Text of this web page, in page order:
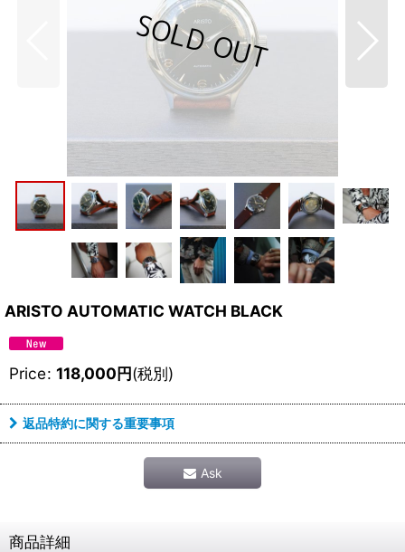
ARISTO AUTOMATIC WATCH BLACK
Price: 118,000円(税別)
返品特約に関する重要事項
Ask
商品詳細